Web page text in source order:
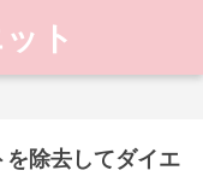
ト
を除去してダイエ